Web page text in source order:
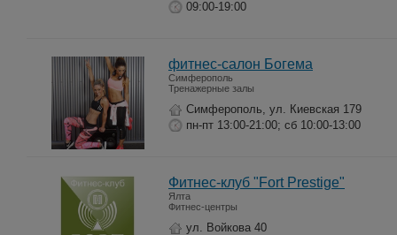
09:00-19:00
фитнес-салон Богема
Симферополь
Тренажерные залы
Симферополь, ул. Киевская 179
пн-пт 13:00-21:00; сб 10:00-13:00
Фитнес-клуб "Fort Prestige"
Ялта
Фитнес-центры
ул. Войкова 40